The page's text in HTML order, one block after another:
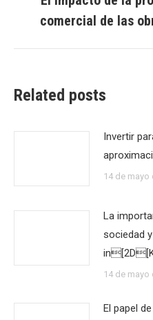
comercial de las
Related posts
Invertir
14 de mayo
La
sociedad
14 de mayo
El papel